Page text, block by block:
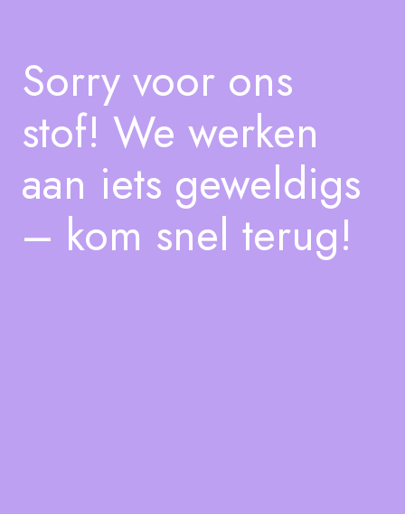
Sorry voor ons
stof! We werken
aan iets geweldigs
– kom snel terug!